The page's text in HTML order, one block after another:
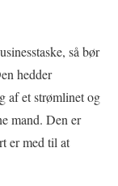
så bør
hedder
af et strømlinet og
mand. Den er
er med til at